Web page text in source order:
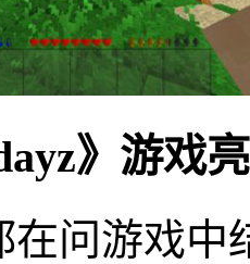
》游戏
在问游戏